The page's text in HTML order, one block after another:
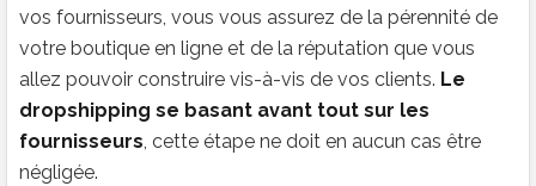
vos fournisseurs, vous vous assurez de la pérennité de
votre boutique en ligne et de la réputation que vous
allez pouvoir construire vis-à-vis de vos clients. Le
dropshipping se basant avant tout sur les
fournisseurs, cette étape ne doit en aucun cas être
négligée.